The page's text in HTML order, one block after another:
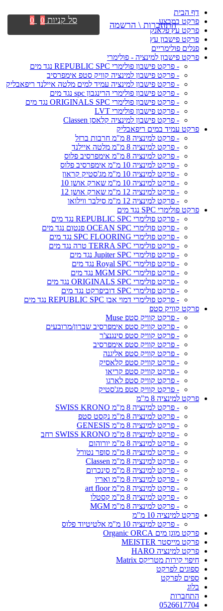
דף הבית
פרקט במבצע
פרקט עץ פלאנק
פרקט פישבון עץ
פנלים פולימריים
פרקט פישבון למינציה - פולימרי
- פרקט פישבון פולימרי REPUBLIC SPC נגד מים
- פרקט פישבון למינציה קוויק סטפ אימפרסיב
- פרקט פישבון למינציה עמיד למים מלטה איילנד ריפאבליק
- פרקט פישבון פולימרי הרינגבון spc נגד מים
- פרקט פישבון פולימרי ORIGINALS SPC נגד מים
- פרקט פישבון פולימרי LVT
- פרקט פישבון למינציה קלאסן Classen
פרקט עמיד במים ריפאבליק
- פרקט למינציה 8 מ"מ חרבות ברזל
- פרקט למינציה 8 מ"מ מלטה איילנד
- פרקט למינציה 8 מ"מ אימפרסיב פלוס
- פרקט למינציה 10 מ"מ אימפרסיב פלוס
- פרקט למינציה 10 מ"מ מג'סטיק קראון
- פרקט למינציה 10 מ"מ שארק אושן 10
- פרקט למינציה 12 מ"מ שארק אושן 12
- פרקט למינציה 12 מ"מ סילבר ווילואו
פרקט פולימרי SPC נגד מים
- פרקט פולימרי REPUBLIC SPC נגד מים
- פרקט פולימרי OCEAN SPC פנטום נגד מים
- פרקט פולימרי SPC FLOORING נגד מים
- פרקט פולימרי TERRA SPC טרה נגד מים
- פרקט פולימרי Jupiter SPC נגד מים
- פרקט פולימרי Royal SPC נגד מים
- פרקט פולימרי MGM SPC נגד מים
- פרקט פולימרי ORIGINALS SPC נגד מים
- פרקט פולימרי SPC דוביפרקט נגד מים
- פרקט פולימרי דמוי אבן REPUBLIC SPC נגד מים
פרקט קוויק סטפ
- פרקט קוויק סטפ Muse
- פרקט קוויק סטפ אימפרסיב שברון/מרובעים
- פרקט קוויק סטפ סינגנצ'ר
- פרקט קוויק סטפ אימפרסיב
- פרקט קוויק סטפ אליגנה
- פרקט קוויק סטפ קלאסיק
- פרקט קוויק סטפ קריאו
- פרקט קוויק סטפ לארגו
- פרקט קוויק סטפ מג'סטיק
פרקט למינציה 8 מ"מ
- פרקט למינציה 8 מ"מ SWISS KRONO
- פרקט למינציה 8 מ"מ נקסט סטפ
- פרקט למינציה 8 מ"מ GENESIS
- פרקט למינציה 8 מ"מ SWISS KRONO רחב
- פרקט למינציה 8 מ"מ יורוהום
- פרקט למינציה 8 מ"מ סופר נטורל
- פרקט למינציה 8 מ"מ Classen
- פרקט למינציה 8 מ"מ סינכרום
- פרקט למינציה 8 מ"מ ואריו
- פרקט למינציה 8 מ"מ art floor
- פרקט למינציה 8 מ"מ קסטלו
- פרקט למינציה 8 מ"מ MGM
פרקט למינציה 10 מ"מ
- פרקט למינציה 10 מ"מ אלטיטיוד פלוס
פרקט מוגן מים Organic ORCA
פרקט מייסטר MEISTER
פרקט למינציה HARO
חיפוי קירות מטריקס Matrix
ספוגים לפרקט
ספים לפרקט
בלוג
התחברות
0526617704
התחברות \ הרשמה סל קניות 0
0